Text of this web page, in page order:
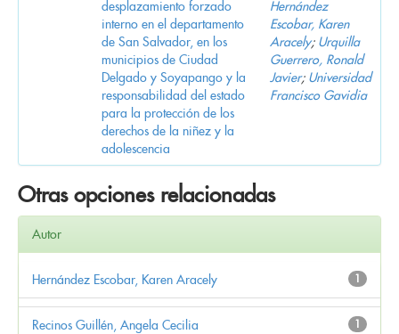
desplazamiento forzado
interno en el departamento
de San Salvador, en los
municipios de Ciudad
Delgado y Soyapango y la
responsabilidad del estado
para la protección de los
derechos de la niñez y la
adolescencia
Hernández
Escobar, Karen
Aracely; Urquilla
Guerrero, Ronald
Javier; Universidad
Francisco Gavidia
Otras opciones relacionadas
Autor
1
Hernández Escobar, Karen Aracely
1
Recinos Guillén, Angela Cecilia